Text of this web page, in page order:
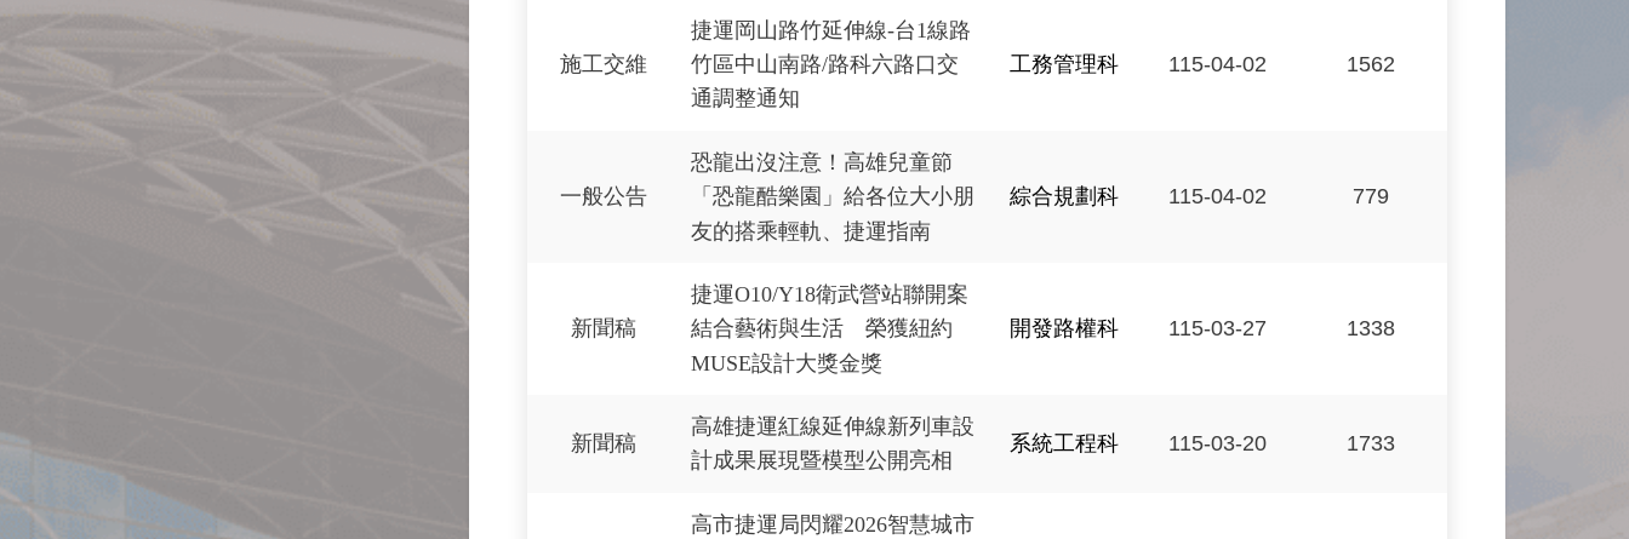
施工交維
捷運岡山路竹延伸線-台1線路
竹區中山南路/路科六路口交
通調整通知
工務管理科 115-04-02 1562
一般公告
恐龍出沒注意！高雄兒童節
「恐龍酷樂園」給各位大小朋
友的搭乘輕軌、捷運指南
綜合規劃科 115-04-02 779
新聞稿
捷運O10/Y18衛武營站聯開案
結合藝術與生活 榮獲紐約
MUSE設計大獎金獎
開發路權科 115-03-27 1338
新聞稿
高雄捷運紅線延伸線新列車設
計成果展現暨模型公開亮相
系統工程科 115-03-20 1733
高市捷運局閃耀2026智慧城市